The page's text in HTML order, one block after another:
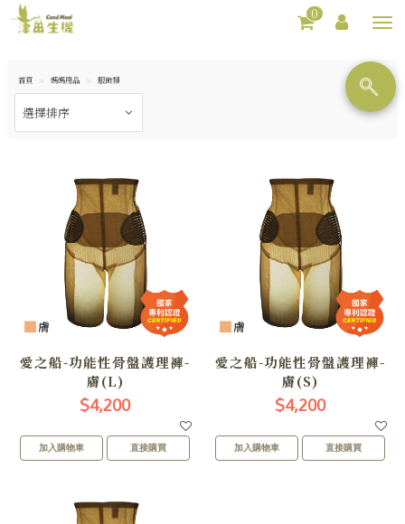
0
首頁 媽媽用品 服飾類
愛之船-功能性骨盤護理褲-
膚(L)
$4,200
加入購物車 直接購買
愛之船-功能性骨盤護理褲-
膚(S)
$4,200
加入購物車 直接購買